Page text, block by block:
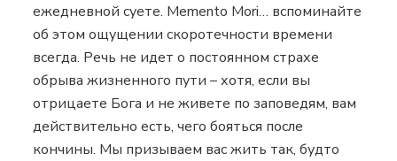
ежедневной суете. Memento Mori… вспоминайте
об этом ощущении скоротечности времени
всегда. Речь не идет о постоянном страхе
обрыва жизненного пути – хотя, если вы
отрицаете Бога и не живете по заповедям, вам
действительно есть, чего бояться после
кончины. Мы призываем вас жить так, будто